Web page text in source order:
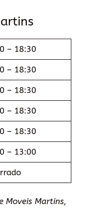
– 18:30
– 18:30
– 18:30
– 18:30
– 18:30
– 13:00
Moveis Martins,